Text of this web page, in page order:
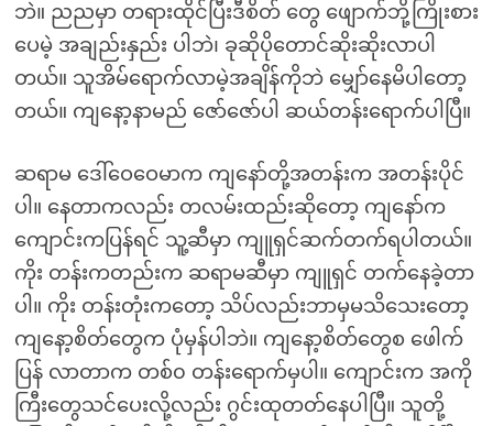
ဘဲ။ ညညမှာ တရားထိုင်ပြီးဒီစိတ် တွေ ဖျောက်ဘို့ကြိုးစား
ပေမဲ့ အချည်းနှည်း ပါဘဲ၊ ခုဆိုပိုတောင်ဆိုးဆိုးလာပါ
တယ်။ သူအိမ်ရောက်လာမဲ့အချိန်ကိုဘဲ မျှော်နေမိပါတော့
တယ်။ ကျနော့နာမည် ဇော်ဇော်ပါ ဆယ်တန်းရောက်ပါပြီ။
ဆရာမ ဒေါ်ဝေဝေမာက ကျနော်တို့အတန်းက အတန်းပိုင်
ပါ။ နေတာကလည်း တလမ်းထည်းဆိုတော့ ကျနော်က
ကျောင်းကပြန်ရင် သူ့ဆီမှာ ကျူရှင်ဆက်တက်ရပါတယ်။
ကိုး တန်းကတည်းက ဆရာမဆီမှာ ကျူရှင် တက်နေခဲ့တာ
ပါ။ ကိုး တန်းတုံးကတော့ သိပ်လည်းဘာမှမသိသေးတော့
ကျနော့စိတ်တွေက ပုံမှန်ပါဘဲ။ ကျနော့စိတ်တွေစ ဖေါက်
ပြန် လာတာက တစ်၀ တန်းရောက်မှပါ။ ကျောင်းက အကို
ကြီးတွေသင်ပေးလို့လည်း ဂွင်းထုတတ်နေပါပြီ။ သူတို့